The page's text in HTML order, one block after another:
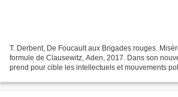
T. Derbent, De Foucault aux Brigades rouges.
formule de Clausewitz, Aden, 2017. Dans son
prend pour cible les intellectuels et mouvements